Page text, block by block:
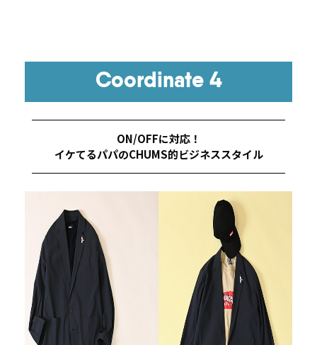
Coordinate 4
ON/OFFに対応！
イケてるパパのCHUMS的ビジネススタイル